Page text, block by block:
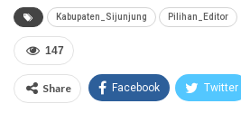
Kabupaten_Sijunjung Pilihan_Editor
147
Share Facebook Twitter